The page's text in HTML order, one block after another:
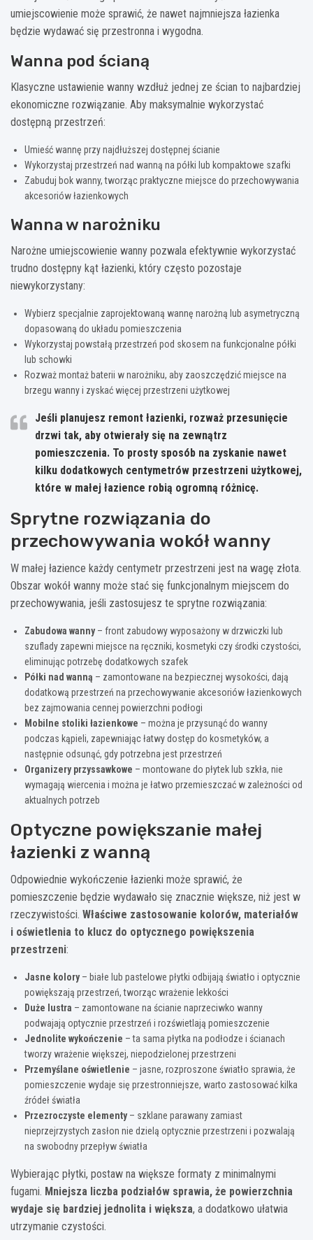
umiejscowienie może sprawić, że nawet najmniejsza łazienka
będzie wydawać się przestronna i wygodna.
Wanna pod ścianą
Klasyczne ustawienie wanny wzdłuż jednej ze ścian to najbardziej
ekonomiczne rozwiązanie. Aby maksymalnie wykorzystać
dostępną przestrzeń:
Umieść wannę przy najdłuższej dostępnej ścianie
Wykorzystaj przestrzeń nad wanną na półki lub kompaktowe szafki
Zabuduj bok wanny, tworząc praktyczne miejsce do przechowywania
akcesoriów łazienkowych
Wanna w narożniku
Narożne umiejscowienie wanny pozwala efektywnie wykorzystać
trudno dostępny kąt łazienki, który często pozostaje
niewykorzystany:
Wybierz specjalnie zaprojektowaną wannę narożną lub asymetryczną
dopasowaną do układu pomieszczenia
Wykorzystaj powstałą przestrzeń pod skosem na funkcjonalne półki
lub schowki
Rozważ montaż baterii w narożniku, aby zaoszczędzić miejsce na
brzegu wanny i zyskać więcej przestrzeni użytkowej
Jeśli planujesz remont łazienki, rozważ przesunięcie
drzwi tak, aby otwierały się na zewnątrz
pomieszczenia. To prosty sposób na zyskanie nawet
kilku dodatkowych centymetrów przestrzeni użytkowej,
które w małej łazience robią ogromną różnicę.
Sprytne rozwiązania do
przechowywania wokół wanny
W małej łazience każdy centymetr przestrzeni jest na wagę złota.
Obszar wokół wanny może stać się funkcjonalnym miejscem do
przechowywania, jeśli zastosujesz te sprytne rozwiązania:
Zabudowa wanny– front zabudowy wyposażony w drzwiczki lub
szuflady zapewni miejsce na ręczniki, kosmetyki czy środki czystości,
eliminując potrzebę dodatkowych szafek
Półki nad wanną – zamontowane na bezpiecznej wysokości, dają
dodatkową przestrzeń na przechowywanie akcesoriów łazienkowych
bez zajmowania cennej powierzchni podłogi
Mobilne stoliki łazienkowe – można je przysunąć do wanny
podczas kąpieli, zapewniając łatwy dostęp do kosmetyków, a
następnie odsunąć, gdy potrzebna jest przestrzeń
Organizery przyssawkowe – montowane do płytek lub szkła, nie
wymagają wiercenia i można je łatwo przemieszczać w zależności od
aktualnych potrzeb
Optyczne powiększanie małej
łazienki z wanną
Odpowiednie wykończenie łazienki może sprawić, że
pomieszczenie będzie wydawało się znacznie większe, niż jest w
rzeczywistości. Właściwe zastosowanie kolorów, materiałów
i oświetlenia to klucz do optycznego powiększenia
przestrzeni:
Jasne kolory– białe lub pastelowe płytki odbijają światło i optycznie
powiększają przestrzeń, tworząc wrażenie lekkości
Duże lustra – zamontowane na ścianie naprzeciwko wanny
podwajają optycznie przestrzeń i rozświetlają pomieszczenie
Jednolite wykończenie – ta sama płytka na podłodze i ścianach
tworzy wrażenie większej, niepodzielonej przestrzeni
Przemyślane oświetlenie – jasne, rozproszone światło sprawia, że
pomieszczenie wydaje się przestronniejsze, warto zastosować kilka
źródeł światła
Przezroczyste elementy– szklane parawany zamiast
nieprzejrzystych zasłon nie dzielą optycznie przestrzeni i pozwalają
na swobodny przepływ światła
Wybierając płytki, postaw na większe formaty z minimalnymi
fugami. Mniejsza liczba podziałów sprawia, że powierzchnia
wydaje się bardziej jednolita i większa, a dodatkowo ułatwia
utrzymanie czystości.